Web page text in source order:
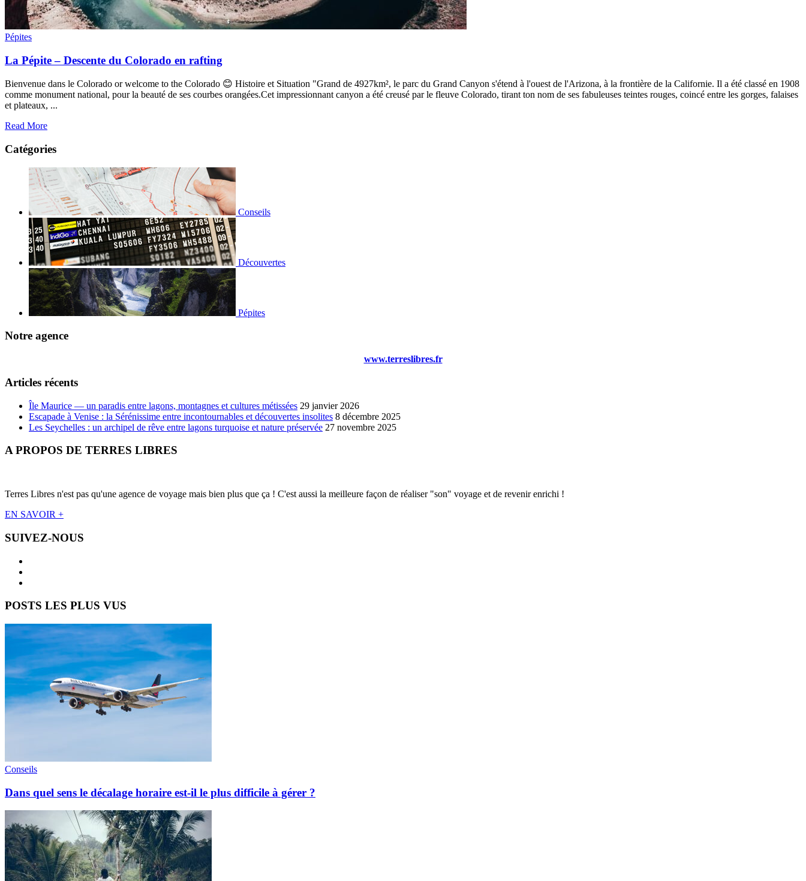
Pépites
La Pépite – Descente du Colorado en rafting
Bienvenue dans le Colorado or welcome to the Colorado 😊 Histoire et Situation "Grand de 4927km², le parc du Grand Canyon s'étend à l'ouest de l'Arizona, à la frontière de la Californie. Il a été classé en 1908
comme monument national, pour la beauté de ses courbes orangées.Cet impressionnant canyon a été creusé par le fleuve Colorado, tirant ton nom de ses fabuleuses teintes rouges, coincé entre les gorges, falaises
et plateaux, ...
Read More
Catégories
Conseils
Découvertes
Pépites
Notre agence
www.terreslibres.fr
Articles récents
Île Maurice — un paradis entre lagons, montagnes et cultures métissées 29 janvier 2026
Escapade à Venise : la Sérénissime entre incontournables et découvertes insolites 8 décembre 2025
Les Seychelles : un archipel de rêve entre lagons turquoise et nature préservée 27 novembre 2025
A PROPOS DE TERRES LIBRES
Terres Libres n'est pas qu'une agence de voyage mais bien plus que ça ! C'est aussi la meilleure façon de réaliser "son" voyage et de revenir enrichi !
EN SAVOIR +
SUIVEZ-NOUS
POSTS LES PLUS VUS
Conseils
Dans quel sens le décalage horaire est-il le plus difficile à gérer ?